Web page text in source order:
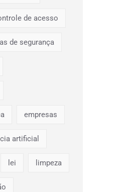
de acesso
de segurança
empresas
artificial
lei limpeza